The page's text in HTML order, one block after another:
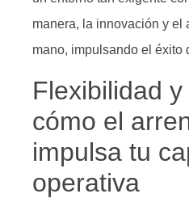
manera, la innovación y el
mano, impulsando el éxito
Flexibilidad
cómo el
impulsa tu
operativa